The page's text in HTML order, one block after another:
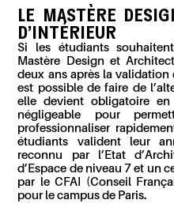
LE MASTÈRE
D’INTÉRIEUR
Si les étudiants
Mastère Design et
deux ans après la validation
est possible de faire de
elle devient obligatoire
négligeable pour
professionnaliser
étudiants valident leur
reconnu par l’Etat
d’Espace de niveau 7 et un
par le CFAI (Conseil
pour le campus de Paris.